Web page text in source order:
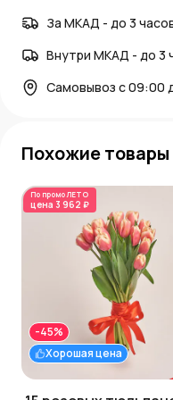
За МКАД - до 3
Внутри МКАД - до 3
Самовывоз с 09:00
Похожие товары
По промоЛЕТО
цена 3 962 ₽
Хорошая цена
-45%